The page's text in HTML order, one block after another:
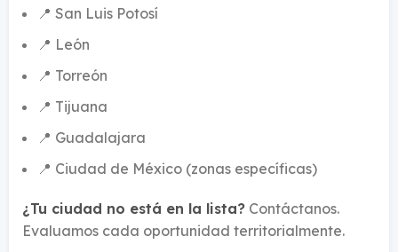
📍 San Luis Potosí
📍 León
📍 Torreón
📍 Tijuana
📍 Guadalajara
📍 Ciudad de México (zonas específicas)
¿Tu ciudad no está en la lista? Contáctanos.
Evaluamos cada oportunidad territorialmente.